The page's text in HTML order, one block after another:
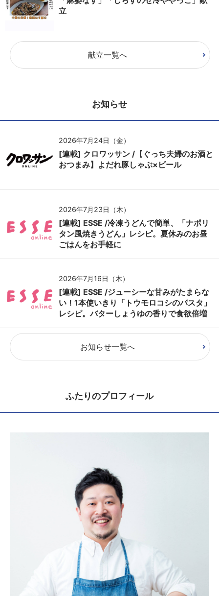
立
献立一覧へ
お知らせ
2026年7月24日（金）
[連載] クロワッサン /【ぐっち夫婦のお酒と
おつまみ】よだれ豚しゃぶ×ビール
2026年7月23日（木）
[連載] ESSE /冷凍うどんで簡単、「ナポリ
タン風焼きうどん」レシピ。夏休みのお昼
ごはんをお手軽に
2026年7月16日（木）
[連載] ESSE /ジューシーな甘みがたまらな
い！1本使いきり「トウモロコシのパスタ」
レシピ。バターしょうゆの香りで食欲倍増
お知らせ一覧へ
ふたりのプロフィール